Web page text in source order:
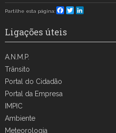
Partilhe esta página: Facebook
Twitter
Ligações úteis
A.N.M.P.
Trânsito
Portal do Cidadão
Portal da Empresa
IMPIC
Ambiente
Meteorologia